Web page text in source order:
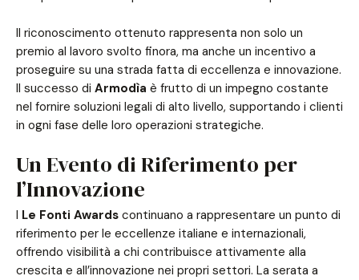
Il riconoscimento ottenuto rappresenta non solo un
premio al lavoro svolto finora, ma anche un incentivo a
proseguire su una strada fatta di eccellenza e innovazione.
Il successo di Armodìa è frutto di un impegno costante
nel fornire soluzioni legali di alto livello, supportando i clienti
in ogni fase delle loro operazioni strategiche.
Un Evento di Riferimento per
l’Innovazione
I Le Fonti Awards continuano a rappresentare un punto di
riferimento per le eccellenze italiane e internazionali,
offrendo visibilità a chi contribuisce attivamente alla
crescita e all’innovazione nei propri settori. La serata a